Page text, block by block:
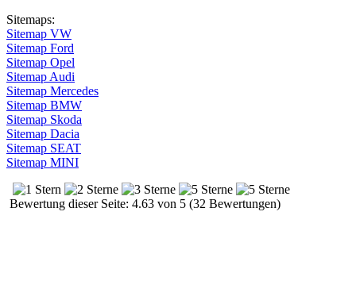
Sitemaps:
Sitemap VW
Sitemap Ford
Sitemap Opel
Sitemap Audi
Sitemap Mercedes
Sitemap BMW
Sitemap Skoda
Sitemap Dacia
Sitemap SEAT
Sitemap MINI
Bewertung dieser Seite: 4.63 von 5 (32 Bewertungen)